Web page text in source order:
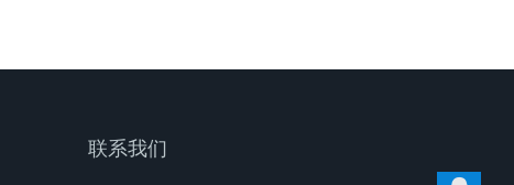
联系我们